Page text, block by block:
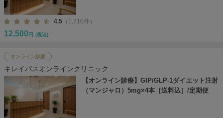
4.5 （1,710件）
12,500 円 (税込)
オンライン診療
キレイパスオンラインクリニック
【オンライン診療】GIP/GLP-1ダイエット注射
（マンジャロ）5mg×4本［送料込］/定期便